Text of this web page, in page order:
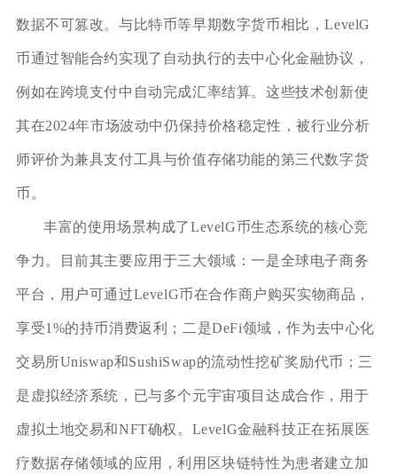
数据不可篡改。与比特币等早期数字货币相比，LevelG
币通过智能合约实现了自动执行的去中心化金融协议，
例如在跨境支付中自动完成汇率结算。这些技术创新使
其在2024年市场波动中仍保持价格稳定性，被行业分析
师评价为兼具支付工具与价值存储功能的第三代数字货
币。
丰富的使用场景构成了LevelG币生态系统的核心竞
争力。目前其主要应用于三大领域：一是全球电子商务
平台，用户可通过LevelG币在合作商户购买实物商品，
享受1%的持币消费返利；二是DeFi领域，作为去中心化
交易所Uniswap和SushiSwap的流动性挖矿奖励代币；三
是虚拟经济系统，已与多个元宇宙项目达成合作，用于
虚拟土地交易和NFT确权。LevelG金融科技正在拓展医
疗数据存储领域的应用，利用区块链特性为患者建立加